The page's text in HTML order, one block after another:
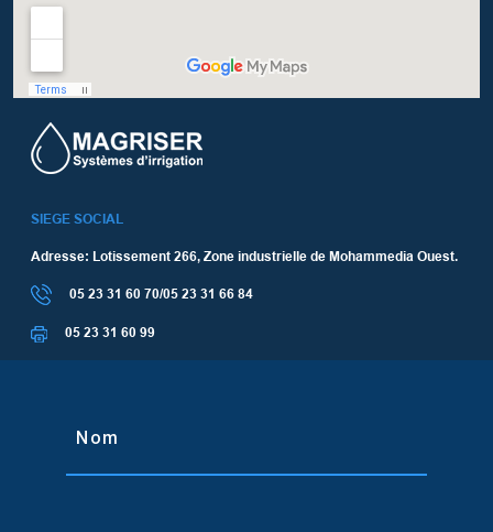
SIEGE SOCIAL
Adresse: Lotissement 266, Zone industrielle de Mohammedia Ouest.
05 23 31 60 70/05 23 31 66 84
05 23 31 60 99